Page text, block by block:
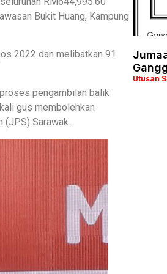
Bukit Huang, Kampung
2022 dan melibatkan 91
pengambilan balik
gus membolehkan
(JPS) Sarawak.
Utusan